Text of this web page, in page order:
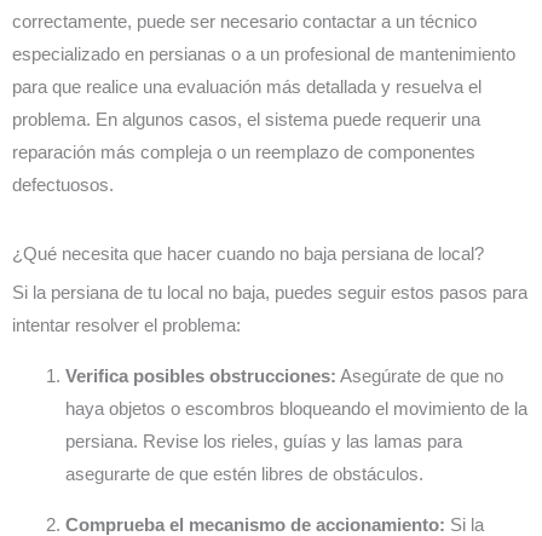
correctamente, puede ser necesario contactar a un técnico
especializado en persianas o a un profesional de mantenimiento
para que realice una evaluación más detallada y resuelva el
problema. En algunos casos, el sistema puede requerir una
reparación más compleja o un reemplazo de componentes
defectuosos.
¿Qué necesita que hacer cuando no baja persiana de local?
Si la persiana de tu local no baja, puedes seguir estos pasos para
intentar resolver el problema:
Verifica posibles obstrucciones: Asegúrate de que no
haya objetos o escombros bloqueando el movimiento de la
persiana. Revise los rieles, guías y las lamas para
asegurarte de que estén libres de obstáculos.
Comprueba el mecanismo de accionamiento: Si la